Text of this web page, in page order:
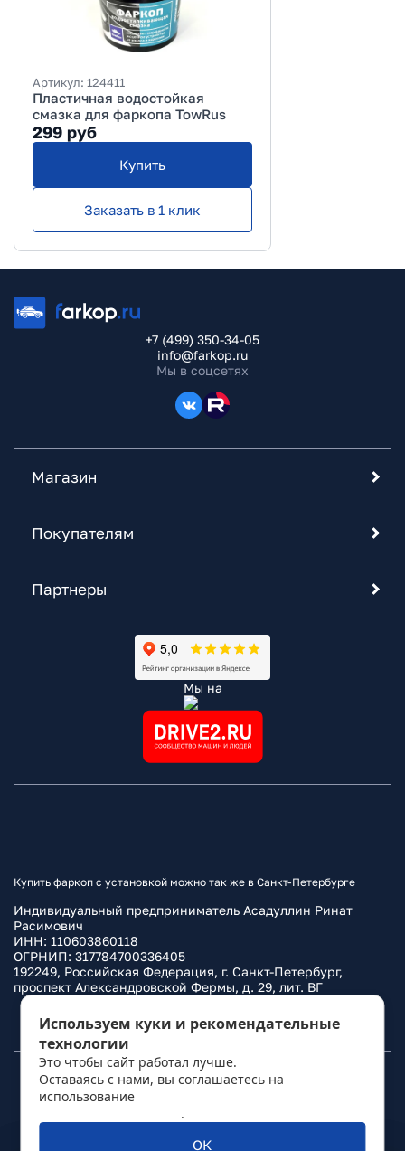
Артикул: 124411
Пластичная водостойкая
смазка для фаркопа TowRus
299 руб
Купить
Заказать в 1 клик
+7 (499) 350-34-05
info@farkop.ru
Мы в соцсетях
Магазин
Покупателям
Партнеры
Мы на
Купить фаркоп с установкой можно так же в Санкт-Петербурге
Индивидуальный предприниматель Асадуллин Ринат
Расимович
ИНН: 110603860118
ОГРНИП: 317784700336405
192249, Российская Федерация, г. Санкт-Петербург,
проспект Александровской Фермы, д. 29, лит. ВГ
Политика конфиденциальности
© 2010– 2026Фаркоп.ру
Используем куки и рекомендательные
технологии
Это чтобы сайт работал лучше.
Оставаясь с нами, вы соглашаетесь на
использование
.
ОК